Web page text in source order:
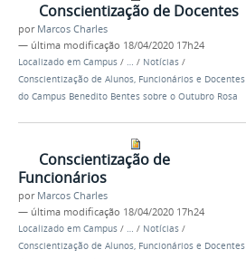
Conscientização de Docentes
por Marcos Charles
— última modificação 18/04/2020 17h24
Localizado em Campus / … / Notícias /
Conscientização de Alunos, Funcionários e Docentes
do Campus Benedito Bentes sobre o Outubro Rosa
Conscientização de
Funcionários
por Marcos Charles
— última modificação 18/04/2020 17h24
Localizado em Campus / … / Notícias /
Conscientização de Alunos, Funcionários e Docentes